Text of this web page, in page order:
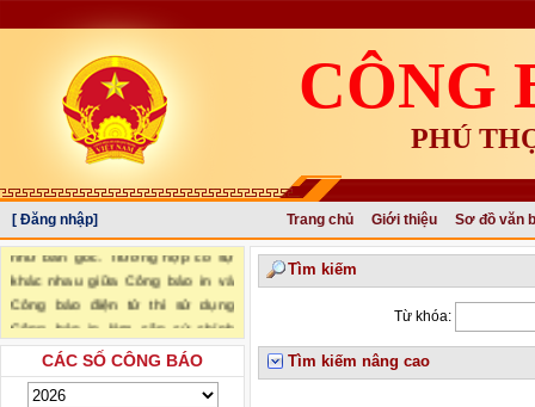
CÔNG
PHÚ
[ Đăng nhập] Trang chủ Giới thiệu Sơ đồ văn
"Văn bản đăng trên Công báo là
văn bản chính thức và có giá trị
như bản gốc. Trường hợp có sự
khác nhau giữa Công báo in và
Công báo điện tử thì sử dụng
Công báo in làm căn cứ chính
thức." (trích Nghị định số
34/2016/NĐ-CP ngày 14/05/2016
của Chính phủ)
CÁC SỐ CÔNG BÁO
Tìm kiếm
Từ khóa:
Tìm kiếm nâng cao